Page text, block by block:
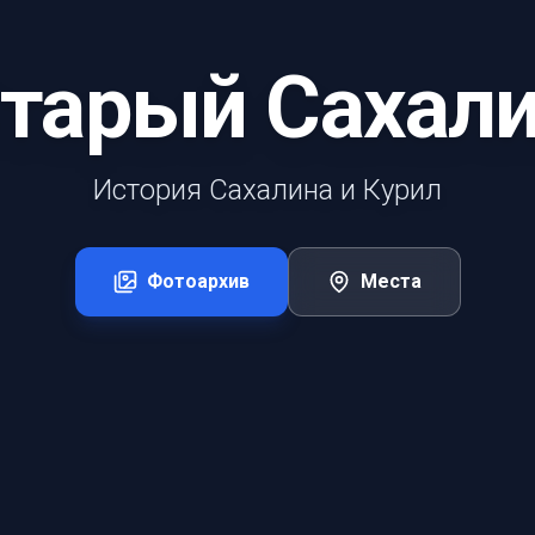
История Сахалина и Курил
Фотоархив Места